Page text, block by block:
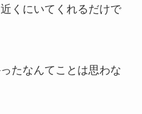
くにいてくれるだけで
たなんてことは思わな